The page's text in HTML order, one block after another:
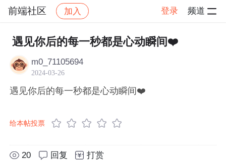
前端社区 加入 登录 频道
社区 前端社区 感慨 帖子详情
遇见你后的每一秒都是心动瞬间❤️
m0_71105694
2024-03-26
遇见你后的每一秒都是心动瞬间❤️
给本帖投票
20 回复 打赏